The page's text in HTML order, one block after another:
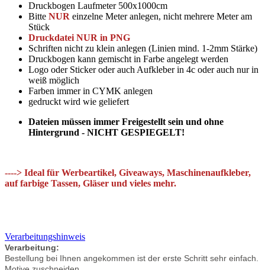
Druckbogen Laufmeter 500x1000cm
Bitte NUR einzelne Meter anlegen, nicht mehrere Meter am
Stück
Druckdatei NUR in PNG
Schriften nicht zu klein anlegen (Linien mind. 1-2mm Stärke)
Druckbogen kann gemischt in Farbe angelegt werden
Logo oder Sticker oder auch Aufkleber in 4c oder auch nur in
weiß möglich
Farben immer in CYMK anlegen
gedruckt wird wie geliefert
Dateien müssen immer Freigestellt sein und ohne
Hintergrund - NICHT GESPIEGELT!
----> Ideal für Werbeartikel, Giveaways, Maschinenaufkleber,
auf farbige Tassen, Gläser und vieles mehr.
Verarbeitungshinweis
Verarbeitung:
Bestellung bei Ihnen angekommen ist der erste Schritt sehr einfach.